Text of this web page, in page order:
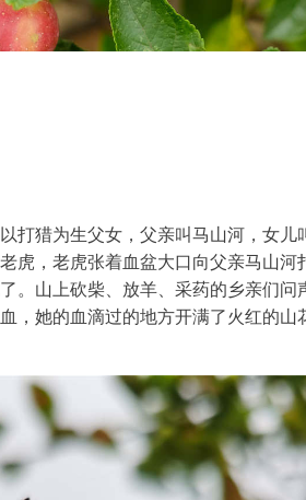
打猎为生父女，父亲叫马山河，女儿
虎，老虎张着血盆大口向父亲马山河
。山上砍柴、放羊、采药的乡亲们问
，她的血滴过的地方开满了火红的山